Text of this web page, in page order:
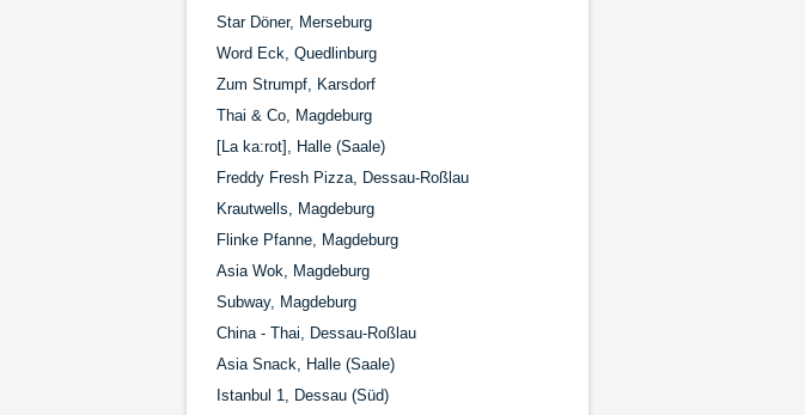
Star Döner, Merseburg
Word Eck, Quedlinburg
Zum Strumpf, Karsdorf
Thai & Co, Magdeburg
[La ka:rot], Halle (Saale)
Freddy Fresh Pizza, Dessau-Roßlau
Krautwells, Magdeburg
Flinke Pfanne, Magdeburg
Asia Wok, Magdeburg
Subway, Magdeburg
China - Thai, Dessau-Roßlau
Asia Snack, Halle (Saale)
Istanbul 1, Dessau (Süd)